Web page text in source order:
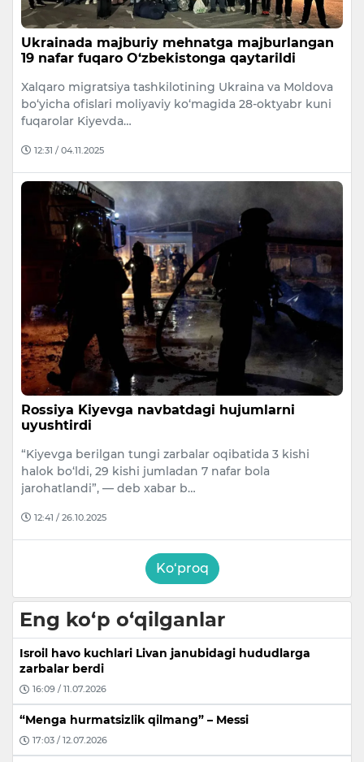
Ukrainada majburiy mehnatga majburlangan
19 nafar fuqaro O‘zbekistonga qaytarildi
Xalqaro migratsiya tashkilotining Ukraina va Moldova
bo‘yicha ofislari moliyaviy ko‘magida 28-oktyabr kuni
fuqarolar Kiyevda…
12:31 / 04.11.2025
Rossiya Kiyevga navbatdagi hujumlarni
uyushtirdi
“Kiyevga berilgan tungi zarbalar oqibatida 3 kishi
halok bo‘ldi, 29 kishi jumladan 7 nafar bola
jarohatlandi”, — deb xabar b…
12:41 / 26.10.2025
Ko‘proq
Eng ko‘p o‘qilganlar
Isroil havo kuchlari Livan janubidagi hududlarga
zarbalar berdi
16:09 / 11.07.2026
“Menga hurmatsizlik qilmang” – Messi
17:03 / 12.07.2026